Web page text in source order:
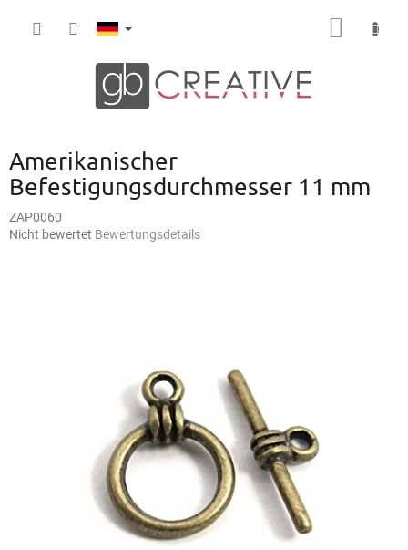
Amerikanischer
Befestigungsdurchmesser 11 mm
ZAP0060
Die
Nicht bewertet Bewertungsdetails